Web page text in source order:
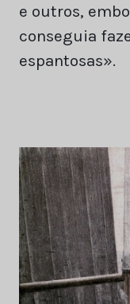
e outros,
conseguia
espantosas».